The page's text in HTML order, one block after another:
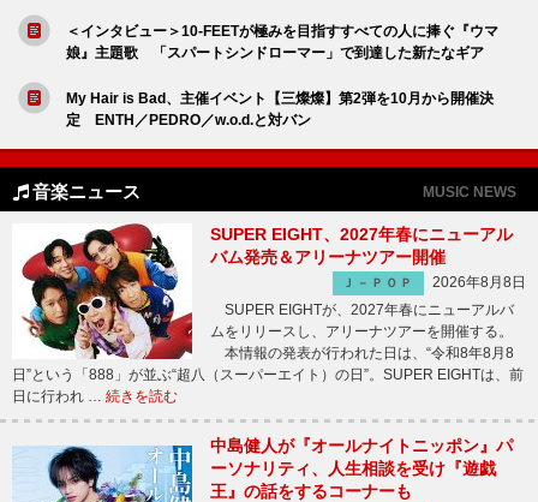
＜インタビュー＞10-FEETが極みを目指すすべての人に捧ぐ『ウマ
娘』主題歌 「スパートシンドローマー」で到達した新たなギア
My Hair is Bad、主催イベント【三燦燦】第2弾を10月から開催決
定 ENTH／PEDRO／w.o.d.と対バン
音楽ニュース MUSIC NEWS
SUPER EIGHT、2027年春にニューアル
バム発売＆アリーナツアー開催
Ｊ－ＰＯＰ
2026年8月8日
SUPER EIGHTが、2027年春にニューアルバ
ムをリリースし、アリーナツアーを開催する。
本情報の発表が行われた日は、“令和8年8月8
日”という「888」が並ぶ“超八（スーパーエイト）の日”。SUPER EIGHTは、前
日に行われ … 続きを読む
中島健人が『オールナイトニッポン』パ
ーソナリティ、人生相談を受け『遊戯
王』の話をするコーナーも